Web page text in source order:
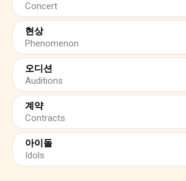
Concert
현상
Phenomenon
오디션
Auditions
계약
Contracts
아이돌
Idols